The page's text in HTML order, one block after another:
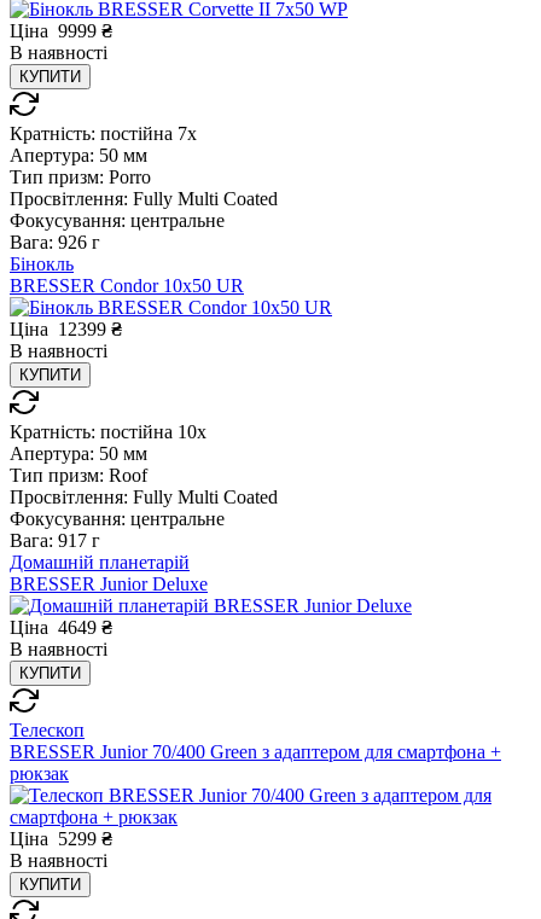
Ціна 9999 ₴
В наявності
КУПИТИ
Кратність: постійна 7x
Апертура: 50 мм
Тип призм: Porro
Просвітлення: Fully Multi Coated
Фокусування: центральне
Вага: 926 г
Бінокль
BRESSER Condor 10x50 UR
Ціна 12399 ₴
В наявності
КУПИТИ
Кратність: постійна 10x
Апертура: 50 мм
Тип призм: Roof
Просвітлення: Fully Multi Coated
Фокусування: центральне
Вага: 917 г
Домашній планетарій
BRESSER Junior Deluxe
Ціна 4649 ₴
В наявності
КУПИТИ
Телескоп
BRESSER Junior 70/400 Green з адаптером для смартфона +
рюкзак
Ціна 5299 ₴
В наявності
КУПИТИ